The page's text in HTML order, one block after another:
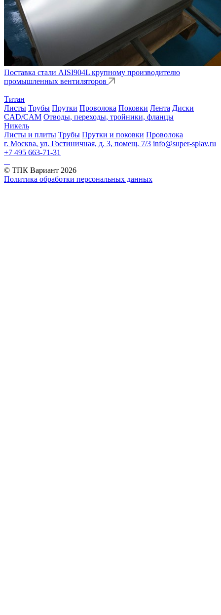
Поставка стали AISI904L крупному производителю
промышленных вентиляторов
Титан
Листы Трубы Прутки Проволока Поковки Лента Диски
CAD/CAM Отводы, переходы, тройники, фланцы
Никель
Листы и плиты Трубы Прутки и поковки Проволока
г. Москва, ул. Гостиничная, д. 3, помещ. 7/3 info@super-splav.ru
+7 495 663-71-31
© ТПК Вариант 2026
Политика обработки персональных данных